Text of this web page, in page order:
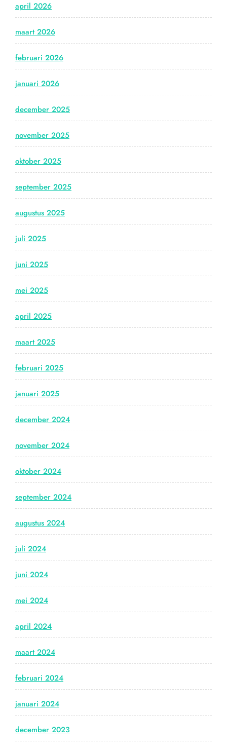
april 2026
maart 2026
februari 2026
januari 2026
december 2025
november 2025
oktober 2025
september 2025
augustus 2025
juli 2025
juni 2025
mei 2025
april 2025
maart 2025
februari 2025
januari 2025
december 2024
november 2024
oktober 2024
september 2024
augustus 2024
juli 2024
juni 2024
mei 2024
april 2024
maart 2024
februari 2024
januari 2024
december 2023